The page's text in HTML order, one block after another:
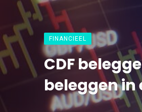
FINANCIEEL
CDF
beleggen